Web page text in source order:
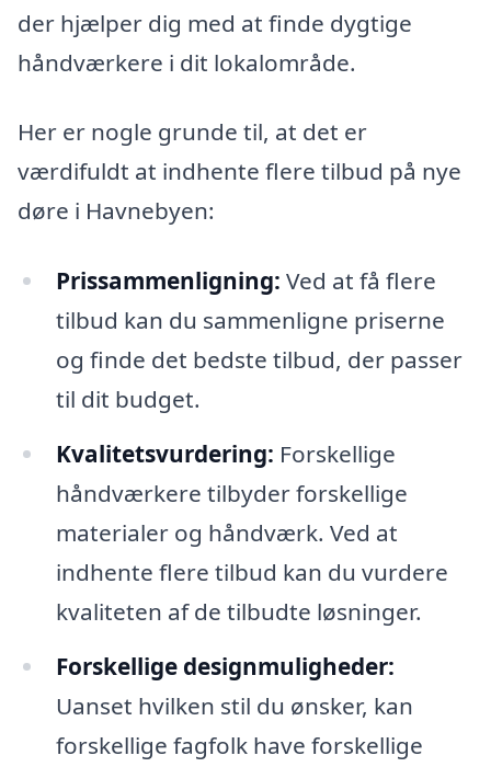
der hjælper dig med at finde dygtige
håndværkere i dit lokalområde.
Her er nogle grunde til, at det er
værdifuldt at indhente flere tilbud på nye
døre i Havnebyen:
Prissammenligning: Ved at få flere
tilbud kan du sammenligne priserne
og finde det bedste tilbud, der passer
til dit budget.
Kvalitetsvurdering: Forskellige
håndværkere tilbyder forskellige
materialer og håndværk. Ved at
indhente flere tilbud kan du vurdere
kvaliteten af de tilbudte løsninger.
Forskellige designmuligheder:
Uanset hvilken stil du ønsker, kan
forskellige fagfolk have forskellige